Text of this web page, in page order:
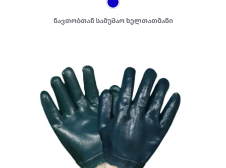
ნავთობთან სამუშაო ხელთათმანი